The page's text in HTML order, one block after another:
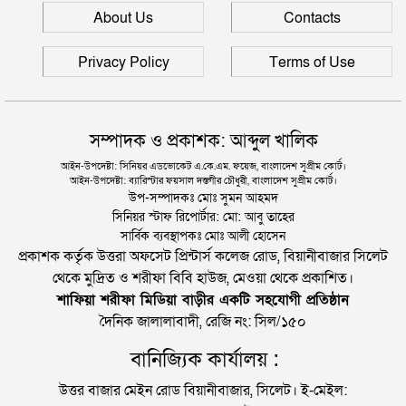
সিলেটে আরও দুইজনের মৃত্যু, হাসপাতালে ৩ শতাধিক
About Us Contacts
Privacy Policy Terms of Use
সম্পাদক ও প্রকাশক: আব্দুল খালিক
আইন-উপদেষ্টা: সিনিয়র এডভোকেট এ.কে.এম. ফয়েজ, বাংলাদেশ সুপ্রীম কোর্ট।
আইন-উপদেষ্টা: ব্যারিস্টার ফয়সাল দস্তগীর চৌধুরী, বাংলাদেশ সুপ্রীম কোর্ট।
উপ-সম্পাদকঃ মোঃ সুমন আহমদ
সিনিয়র স্টাফ রিপোর্টার: মো: আবু তাহের
সার্বিক ব্যবস্থাপকঃ মোঃ আলী হোসেন
প্রকাশক কর্তৃক উত্তরা অফসেট প্রিন্টার্স কলেজ রোড, বিয়ানীবাজার সিলেট
থেকে মুদ্রিত ও শরীফা বিবি হাউজ, মেওয়া থেকে প্রকাশিত।
শাফিয়া শরীফা মিডিয়া বাড়ীর একটি সহযোগী প্রতিষ্ঠান
দৈনিক জালালাবাদী, রেজি নং: সিল/১৫০
বানিজ্যিক কার্যালয় :
উত্তর বাজার মেইন রোড বিয়ানীবাজার, সিলেট। ই-মেইল: